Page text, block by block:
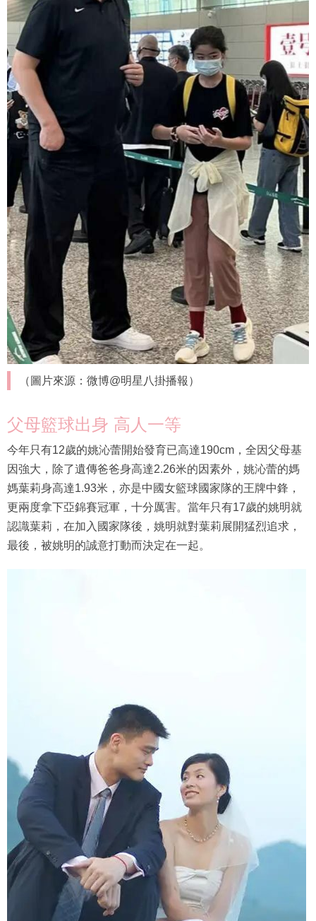
（圖片來源：微博@明星八掛播報）
父母籃球出身 高人一等
今年只有12歲的姚沁蕾開始發育已高達190cm，全因父母基
因強大，除了遺傳爸爸身高達2.26米的因素外，姚沁蕾的媽
媽葉莉身高達1.93米，亦是中國女籃球國家隊的王牌中鋒，
更兩度拿下亞錦賽冠軍，十分厲害。當年只有17歲的姚明就
認識葉莉，在加入國家隊後，姚明就對葉莉展開猛烈追求，
最後，被姚明的誠意打動而決定在一起。